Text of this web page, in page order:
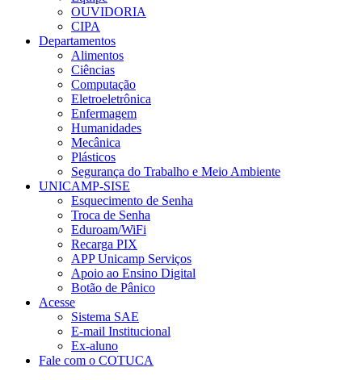
OUVIDORIA
CIPA
Departamentos
Alimentos
Ciências
Computação
Eletroeletrônica
Enfermagem
Humanidades
Mecânica
Plásticos
Segurança do Trabalho e Meio Ambiente
UNICAMP-SISE
Esquecimento de Senha
Troca de Senha
Eduroam/WiFi
Recarga PIX
APP Unicamp Serviços
Apoio ao Ensino Digital
Botão de Pânico
Acesse
Sistema SAE
E-mail Institucional
Ex-aluno
Fale com o COTUCA